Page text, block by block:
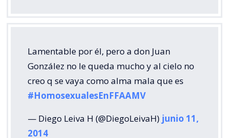
Lamentable por él, pero a don Juan
González no le queda mucho y al cielo no
creo q se vaya como alma mala que es
#HomosexualesEnFFAAMV
— Diego Leiva H (@DiegoLeivaH) junio 11,
2014